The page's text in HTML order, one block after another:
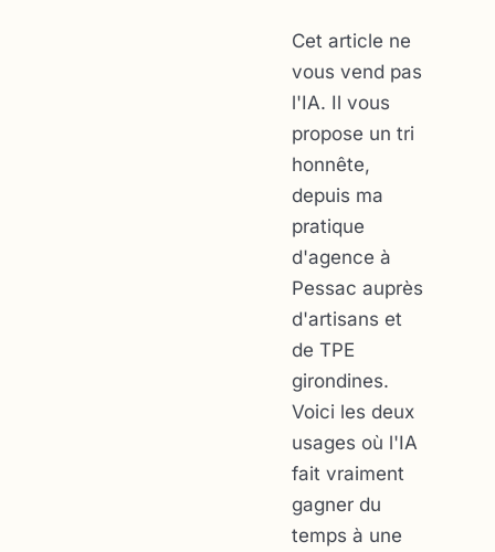
Cet article ne
vous vend pas
l'IA. Il vous
propose un tri
honnête,
depuis ma
pratique
d'agence à
Pessac auprès
d'artisans et
de TPE
girondines.
Voici les deux
usages où l'IA
fait vraiment
gagner du
temps à une